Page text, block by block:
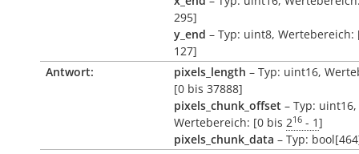
295]
y_end – Typ: uint8, Wertebereich:
127]
Antwort:
pixels_length – Typ: uint16,
[0 bis 37888]
pixels_chunk_offset – Typ: uint16,
Wertebereich: [0 bis 216 - 1]
pixels_chunk_data – Typ: